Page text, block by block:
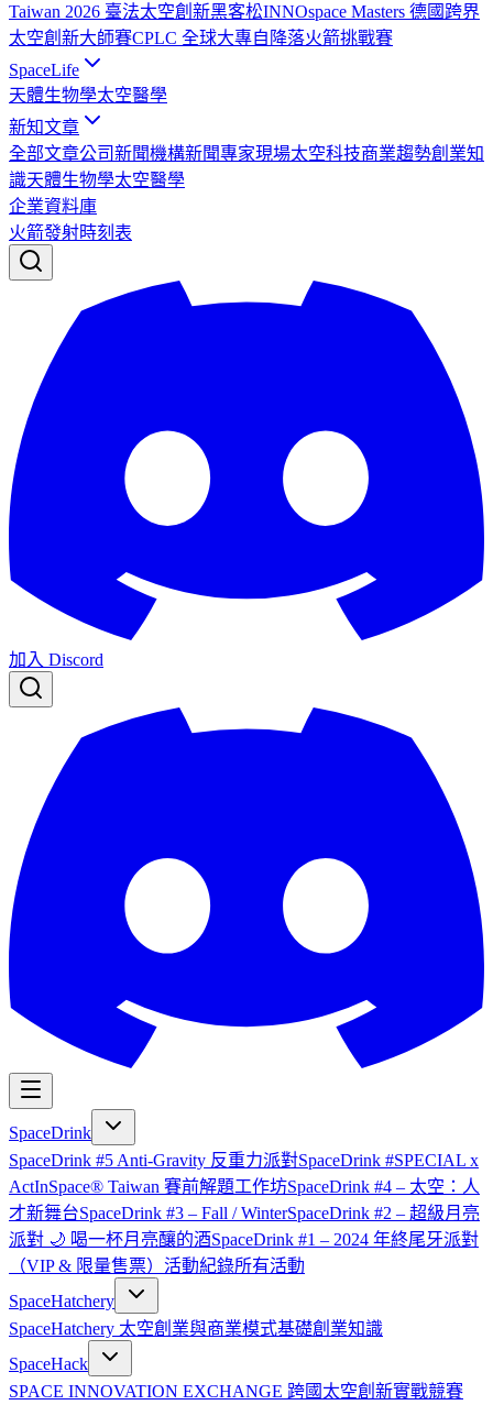
Taiwan 2026 臺法太空創新黑客松INNOspace Masters 德國跨界
太空創新大師賽CPLC 全球大專自降落火箭挑戰賽
SpaceLife
天體生物學太空醫學
新知文章
全部文章公司新聞機構新聞專家現場太空科技商業趨勢創業知
識天體生物學太空醫學
企業資料庫
火箭發射時刻表
加入 Discord
SpaceDrink
SpaceDrink #5 Anti-Gravity 反重力派對SpaceDrink #SPECIAL x
ActInSpace® Taiwan 賽前解題工作坊SpaceDrink #4 – 太空：人
才新舞台SpaceDrink #3 – Fall / WinterSpaceDrink #2 – 超級月亮
派對 🌙 喝一杯月亮釀的酒SpaceDrink #1 – 2024 年終尾牙派對
（VIP & 限量售票） 活動紀錄所有活動
SpaceHatchery
SpaceHatchery 太空創業與商業模式基礎創業知識
SpaceHack
SPACE INNOVATION EXCHANGE 跨國太空創新實戰競賽